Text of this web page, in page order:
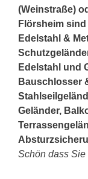
(Weinstraße)
Flörsheim
Edelstahl &
Edelstahl und
Bauschlosser
Geländer,
Schön dass Sie